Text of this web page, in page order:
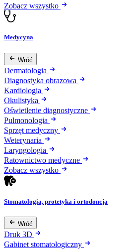
Zobacz wszystko
Medycyna
Wróć
Dermatologia
Diagnostyka obrazowa
Kardiologia
Okulistyka
Oświetlenie diagnostyczne
Pulmonologia
Sprzęt medyczny
Weterynaria
Laryngologia
Ratownictwo medyczne
Zobacz wszystko
Stomatologia, protetyka i ortodoncja
Wróć
Druk 3D
Gabinet stomatologiczny